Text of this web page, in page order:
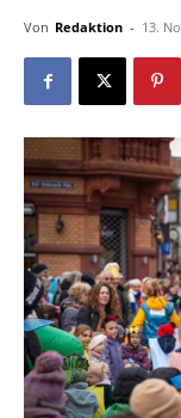
Von Redaktion - 13.